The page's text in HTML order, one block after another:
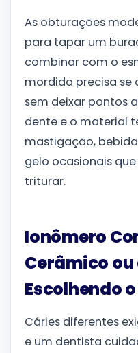
As obturações
para tapar um
combinar com o
mordida precisa
sem deixar pontos
dente e o material
mastigação,
gelo ocasionais
triturar.
Ionômero
Cerâmico ou
Escolhendo
Cáries diferentes
e um dentista